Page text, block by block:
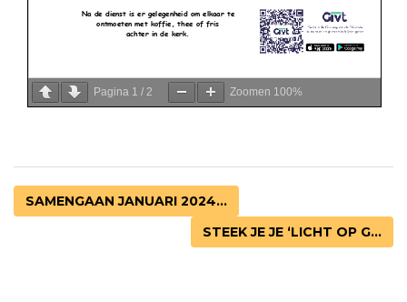
Pagina 1 / 2 Zoomen 100%
SAMENGAAN JANUARI 2024...
STEEK JE JE ‘LICHT OP G...